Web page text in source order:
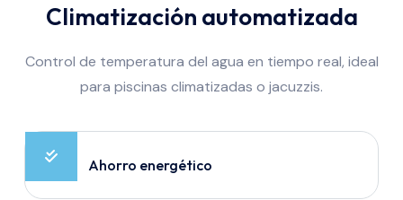
Climatización automatizada
Control de temperatura del agua en tiempo real, ideal
para piscinas climatizadas o jacuzzis.
Ahorro energético